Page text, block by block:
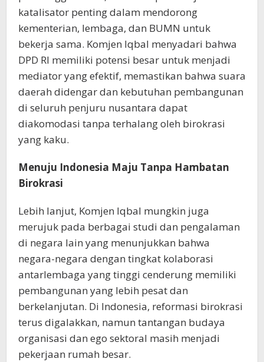
katalisator penting dalam mendorong
kementerian, lembaga, dan BUMN untuk
bekerja sama. Komjen Iqbal menyadari bahwa
DPD RI memiliki potensi besar untuk menjadi
mediator yang efektif, memastikan bahwa suara
daerah didengar dan kebutuhan pembangunan
di seluruh penjuru nusantara dapat
diakomodasi tanpa terhalang oleh birokrasi
yang kaku.
Menuju Indonesia Maju Tanpa Hambatan
Birokrasi
Lebih lanjut, Komjen Iqbal mungkin juga
merujuk pada berbagai studi dan pengalaman
di negara lain yang menunjukkan bahwa
negara-negara dengan tingkat kolaborasi
antarlembaga yang tinggi cenderung memiliki
pembangunan yang lebih pesat dan
berkelanjutan. Di Indonesia, reformasi birokrasi
terus digalakkan, namun tantangan budaya
organisasi dan ego sektoral masih menjadi
pekerjaan rumah besar.